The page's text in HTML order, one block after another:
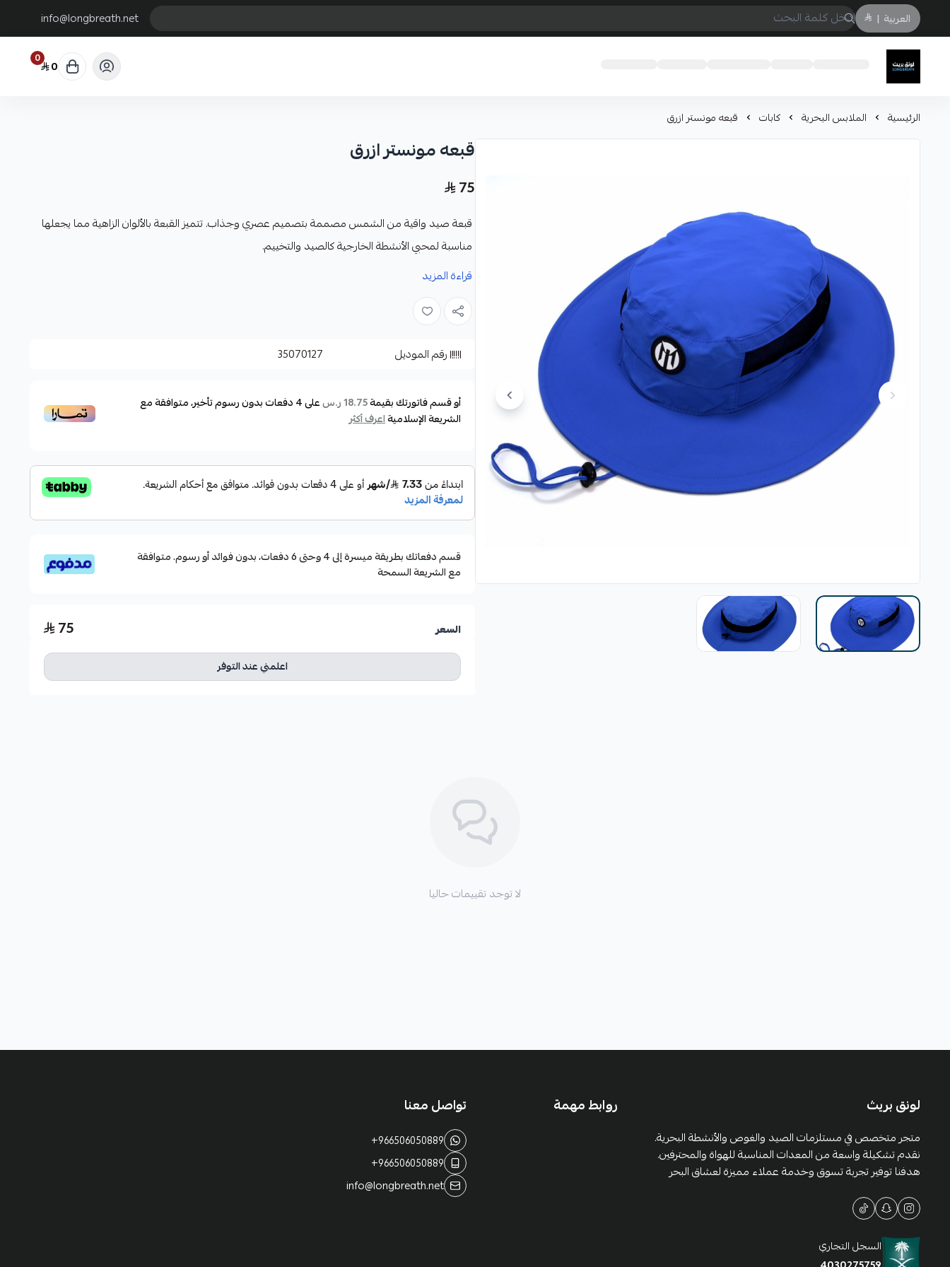
العربية |
info@longbreath.net
لونق بريث
0 0
الرئيسية الملابس البحرية كابات قبعه مونستر ازرق
قبعه مونستر ازرق
75
قبعة صيد واقية من الشمس مصممة بتصميم عصري وجذاب. تتميز القبعة بالألوان الزاهية مما يجعلها
مناسبة لمحبي الأنشطة الخارجية كالصيد والتخييم.
الميزات:
مزودة بحبل قابل للتعديل للحفاظ عليها في مكانها حتى أثناء الرياح.
تعد هذه القبعة مثالية للحماية من الشمس أثناء الأنشطة الخارجية بفضل تصميمها العملي
قراءة المزيد
رقم الموديل 35070127
أو قسم فاتورتك بقيمة18.75 ر.س على4دفعات بدون رسوم تأخير، متوافقة مع
الشريعة الإسلاميةاعرف أكثر
قسم دفعاتك بطريقة ميسرة إلى 4 وحتى 6 دفعات، بدون فوائد أو رسوم. متوافقة
مع الشريعة السمحة
السعر 75
اعلمني عند التوفر
لا توجد تقييمات حاليا
لونق بريث
متجر متخصص في مستلزمات الصيد والغوص والأنشطة البحرية.
نقدم تشكيلة واسعة من المعدات المناسبة للهواة والمحترفين.
هدفنا توفير تجربة تسوق وخدمة عملاء مميزة لعشاق البحر
السجل التجاري
روابط مهمة تواصل معنا
+966506050889
+966506050889
info@longbreath.net